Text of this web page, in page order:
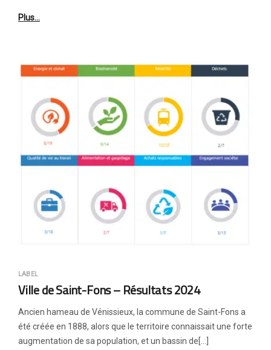
Plus…
LABEL
Ville de Saint-Fons – Résultats 2024
Ancien hameau de Vénissieux, la commune de Saint-Fons a
été créée en 1888, alors que le territoire connaissait une forte
augmentation de sa population, et un bassin de[…]